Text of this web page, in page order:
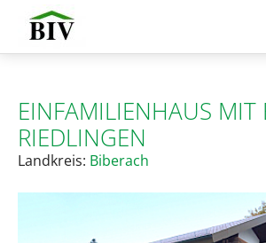
EINFAMILIENHAUS MIT
RIEDLINGEN
Landkreis: Biberach